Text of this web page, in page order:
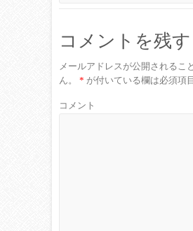
コメントを残す
メールアドレスが公開されるこ
ん。
* が付いている欄は必須項
コメント